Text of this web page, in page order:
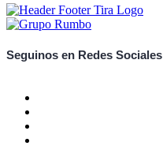
Seguinos en Redes Sociales